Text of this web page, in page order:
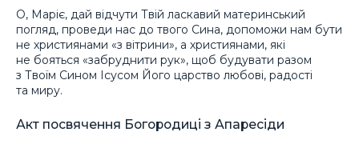
О, Маріє, дай відчути Твій ласкавий материнський
погляд, проведи нас до твого Сина, допоможи нам бути
не християнами «з вітрини», а християнами, які
не бояться «забруднити рук», щоб будувати разом
з Твоїм Сином Ісусом Його царство любові, радості
та миру.
Акт посвячення Богородиці з Апаресіди